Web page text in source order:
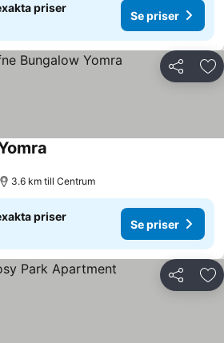
priser
Se priser
Dela
3.6 km till Centrum
priser
Se priser
Dela